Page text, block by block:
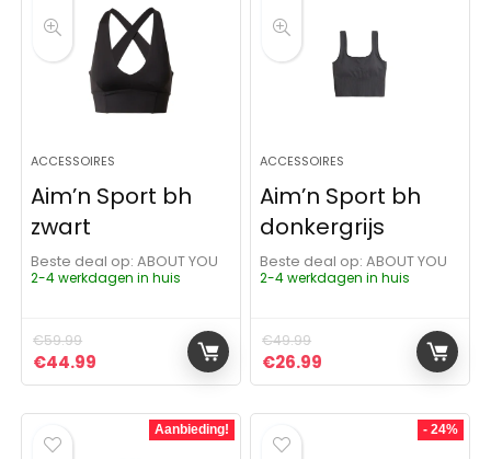
ACCESSOIRES
Aim’n Sport bh
zwart
Beste deal op:
ABOUT YOU
2-4 werkdagen in huis
€59.99
Oorspronkelijke prijs was: €59.99.
€44.99 Huidige prijs is: €44.99.
ACCESSOIRES
Aim’n Sport bh
donkergrijs
Beste deal op:
ABOUT YOU
2-4 werkdagen in huis
€49.99
Oorspronkelijke prijs
€26.99 Huidige prijs is:
Aanbieding! - 24%